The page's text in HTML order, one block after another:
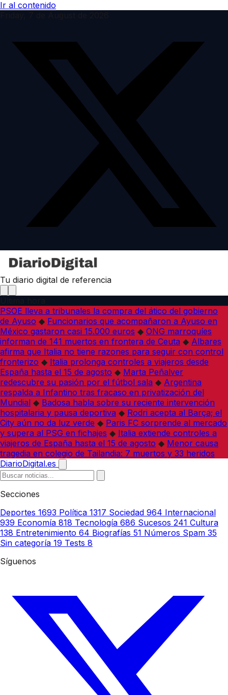
Ir al contenido
Tu diario digital de referencia
PSOE lleva a tribunales la compra del ático del gobierno
de Ayuso ◆ Funcionarios que acompañaron a Ayuso en
México gastaron casi 15.000 euros ◆ ONG marroquíes
informan de 141 muertos en frontera de Ceuta ◆ Albares
afirma que Italia no tiene razones para seguir con control
fronterizo ◆ Italia prolonga controles a viajeros desde
España hasta el 15 de agosto ◆ Marta Peñalver
redescubre su pasión por el fútbol sala ◆ Argentina
respalda a Infantino tras fracaso en privatización del
Mundial ◆ Badosa habla sobre su reciente intervención
hospitalaria y pausa deportiva ◆ Rodri acepta al Barça; el
City aún no da luz verde ◆ Paris FC sorprende al mercado
y supera al PSG en fichajes ◆ Italia extiende controles a
viajeros de España hasta el 15 de agosto ◆ Menor causa
tragedia en colegio de Tailandia: 7 muertos y 33 heridos
DiarioDigital.es
Secciones
Deportes 1693 Política 1317 Sociedad 964 Internacional
939 Economía 818 Tecnología 686 Sucesos 241 Cultura
138 Entretenimiento 64 Biografías 51 Números Spam 35
Sin categoría 19 Tests 8
Síguenos